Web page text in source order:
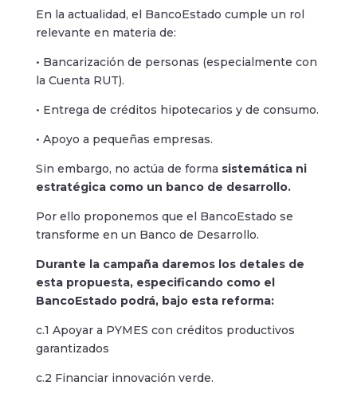
En la actualidad, el BancoEstado cumple un rol
relevante en materia de:
• Bancarización de personas (especialmente con
la Cuenta RUT).
• Entrega de créditos hipotecarios y de consumo.
• Apoyo a pequeñas empresas.
Sin embargo, no actúa de forma sistemática ni
estratégica como un banco de desarrollo.
Por ello proponemos que el BancoEstado se
transforme en un Banco de Desarrollo.
Durante la campaña daremos los detales de
esta propuesta, especificando como el
BancoEstado podrá, bajo esta reforma:
c.1 Apoyar a PYMES con créditos productivos
garantizados
c.2 Financiar innovación verde.